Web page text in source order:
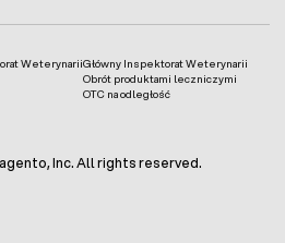
WeterynariiGłówny Inspektorat Weterynarii
Obrót produktami leczniczymi
OTC na odległość
Inc. All rights reserved.